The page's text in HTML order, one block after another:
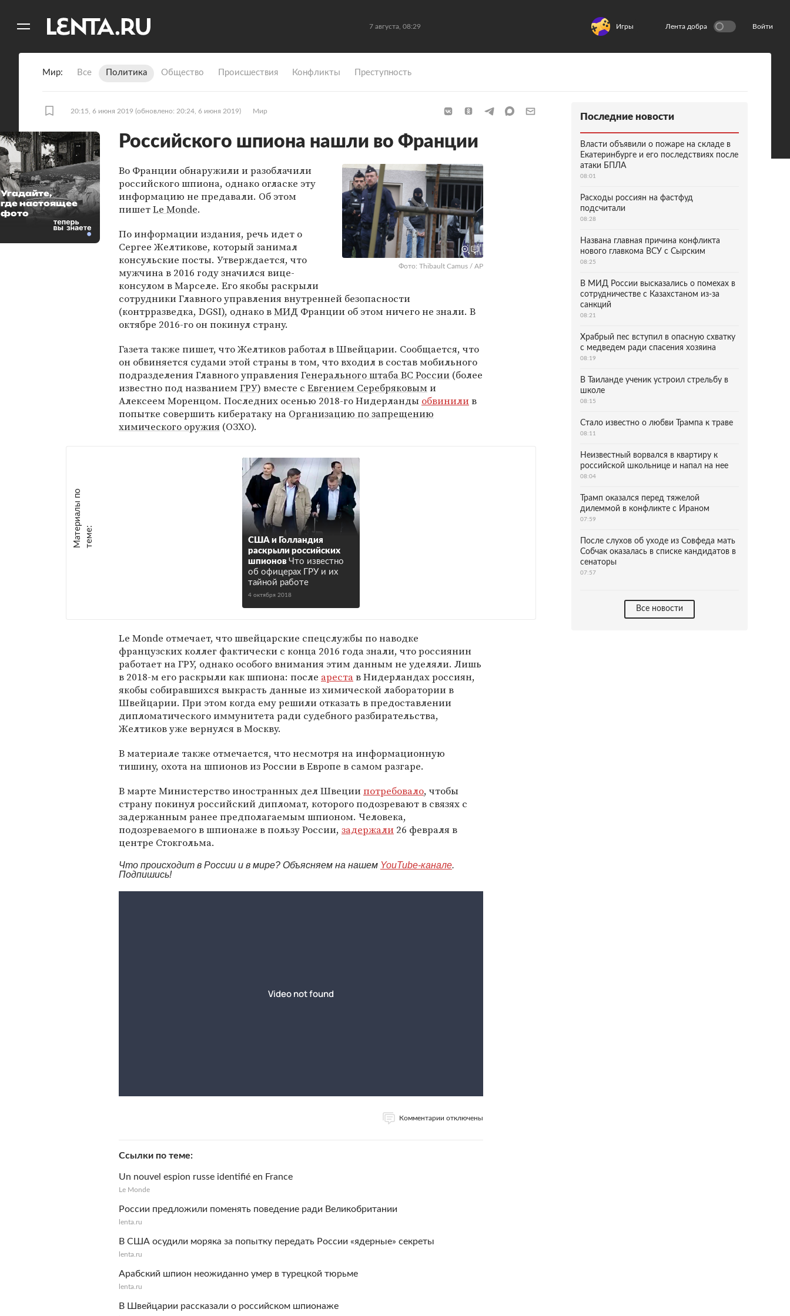
7 августа, 08:29 Игры Лента добра Войти
Мир Все Политика Общество Происшествия Конфликты Преступность
20:15, 6 июня 2019 (обновлено: 20:24, 6 июня 2019) Мир
Российского шпиона нашли во Франции
Фото: Thibault Camus / AP
Во Франции обнаружили и разоблачили
российского шпиона, однако огласке эту
информацию не предавали. Об этом
пишетLe Monde.
По информации издания, речь идет о
Сергее Желтикове, который занимал
консульские посты. Утверждается, что
мужчина в 2016 году значился вице-
консулом в Марселе. Его якобы раскрыли
сотрудники Главного управления внутренней безопасности
(контрразведка, DGSI), однако вМИД Франции об этом ничего не знали. В
октябре 2016-го он покинул страну.
Газета также пишет, что Желтиков работал в Швейцарии. Сообщается, что
он обвиняется судами этой страны в том, что входил в состав мобильного
подразделения Главного управленияГенерального штаба ВС России (более
известно под названиемГРУ) вместе с Евгением Серебряковыми
Алексеем Моренцом. Последних осенью 2018-го Нидерланды обвинилив
попытке совершить кибератаку на Организацию по запрещению
химического оружия (ОЗХО).
М
а
т е
р
и
а
л
ы
п
о
т
е
м
е :
США и Голландия
раскрыли российских
шпионов Что известно
об офицерах ГРУ и их
тайной работе
4 октября 2018
Le Monde отмечает, что швейцарские спецслужбы по наводке
французских коллег фактически с конца 2016 года знали, что россиянин
работает на ГРУ, однако особого внимания этим данным не уделяли. Лишь
в 2018-м его раскрыли как шпиона: после арестав Нидерландах россиян,
якобы собиравшихся выкрасть данные из химической лаборатории в
Швейцарии. При этом когда ему решили отказать в предоставлении
дипломатического иммунитета ради судебного разбирательства,
Желтиков уже вернулся в Москву.
В материале также отмечается, что несмотря на информационную
тишину, охота на шпионов из России в Европе в самом разгаре.
В марте Министерство иностранных дел Швециипотребовало, чтобы
страну покинул российский дипломат, которого подозревают в связях с
задержанным ранее предполагаемым шпионом. Человека,
подозреваемого в шпионаже в пользу России, задержали 26 февраля в
центре Стокгольма.
Что происходит в России и в мире? Объясняем на нашем YouTube-канале.
Подпишись!
Комментарии отключены
Ссылки по теме
Un nouvel espion russe identifié en France
Le Monde
России предложили поменять поведение ради Великобритании
lenta.ru
В США осудили моряка за попытку передать России «ядерные» секреты
lenta.ru
Арабский шпион неожиданно умер в турецкой тюрьме
lenta.ru
В Швейцарии рассказали о российском шпионаже
Угадайте,
где настоящее
фото
Последние новости
Власти объявили о пожаре на складе в
Екатеринбурге и его последствиях после
атаки БПЛА
08:01
Расходы россиян на фастфуд
подсчитали
08:28
Названа главная причина конфликта
нового главкома ВСУ с Сырским
08:25
В МИД России высказались о помехах в
сотрудничестве с Казахстаном из-за
санкций
08:21
Храбрый пес вступил в опасную схватку
с медведем ради спасения хозяина
08:19
В Таиланде ученик устроил стрельбу в
школе
08:15
Стало известно о любви Трампа к траве
08:11
Неизвестный ворвался в квартиру к
российской школьнице и напал на нее
08:04
Трамп оказался перед тяжелой
дилеммой в конфликте с Ираном
07:59
После слухов об уходе из Совфеда мать
Собчак оказалась в списке кандидатов в
сенаторы
07:57
Все новости